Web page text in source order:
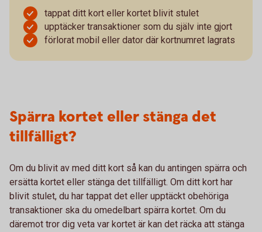
tappat ditt kort eller kortet blivit stulet
upptäcker transaktioner som du själv inte gjort
förlorat mobil eller dator där kortnumret lagrats
Spärra kortet eller stänga det
tillfälligt?
Om du blivit av med ditt kort så kan du antingen spärra och
ersätta kortet eller stänga det tillfälligt. Om ditt kort har
blivit stulet, du har tappat det eller upptäckt obehöriga
transaktioner ska du omedelbart spärra kortet. Om du
däremot tror dig veta var kortet är kan det räcka att stänga